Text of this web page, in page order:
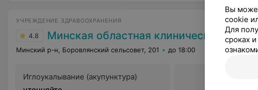
УЧРЕЖДЕНИЕ ЗДРАВООХРАНЕНИЯ
4.8 Минская областная клиническая больница
Минский р-н, Боровлянский сельсовет, 201 до 18:00
Иглоукалывание (акупунктура)
Вы
cookie
Для
сроках